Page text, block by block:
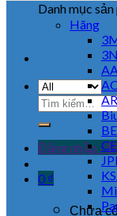
Đăng nhập /
0 ₫
Chưa
Danh mục
Hãng